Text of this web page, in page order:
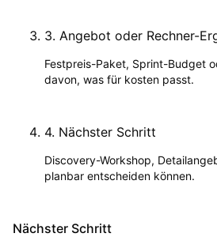
3. Angebot oder Rechner-
Festpreis-Paket, Sprint-Budget
davon, was für kosten passt.
4. Nächster Schritt
Discovery-Workshop,
planbar entscheiden können.
Nächster Schritt